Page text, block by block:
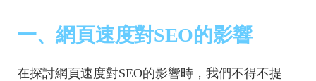
一、網頁速度對SEO的影響
在探討網頁速度對SEO的影響時，我們不得不提